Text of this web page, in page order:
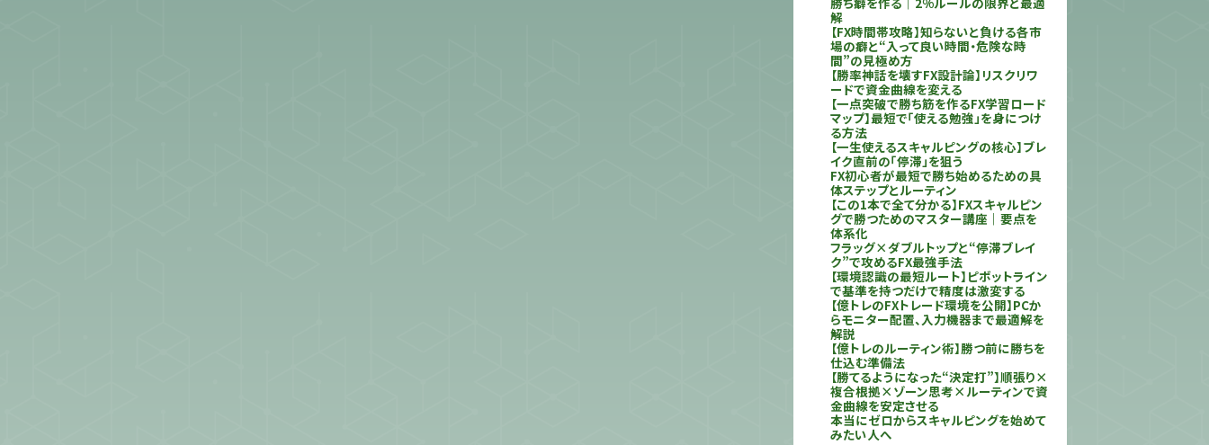
解
【FX時間帯攻略】知らないと負ける各市
場の癖と“入って良い時間・危険な時
間”の見極め方
【勝率神話を壊すFX設計論】リスクリワ
ードで資金曲線を変える
【一点突破で勝ち筋を作るFX学習ロード
マップ】最短で「使える勉強」を身につけ
る方法
【一生使えるスキャルピングの核心】ブレ
イク直前の「停滞」を狙う
FX初心者が最短で勝ち始めるための具
体ステップとルーティン
【この1本で全て分かる】FXスキャルピン
グで勝つためのマスター講座｜要点を
体系化
フラッグ×ダブルトップと“停滞ブレイ
ク”で攻めるFX最強手法
【環境認識の最短ルート】ピボットライン
で基準を持つだけで精度は激変する
【億トレのFXトレード環境を公開】PCか
らモニター配置、入力機器まで最適解を
解説
【億トレのルーティン術】勝つ前に勝ちを
仕込む準備法
【勝てるようになった“決定打”】順張り×
複合根拠×ゾーン思考×ルーティンで資
金曲線を安定させる
本当にゼロからスキャルピングを始めて
みたい人へ